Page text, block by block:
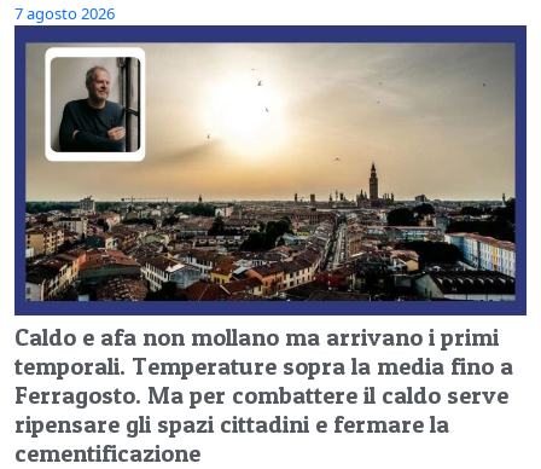
7 agosto 2026
Caldo e afa non mollano ma arrivano i primi
temporali. Temperature sopra la media fino a
Ferragosto. Ma per combattere il caldo serve
ripensare gli spazi cittadini e fermare la
cementificazione